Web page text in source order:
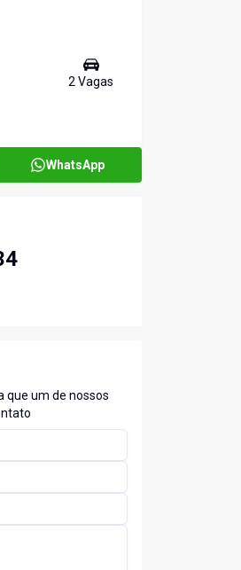
2Vagas
WhatsApp
que um de nossos